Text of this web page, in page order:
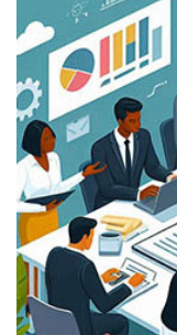
viết